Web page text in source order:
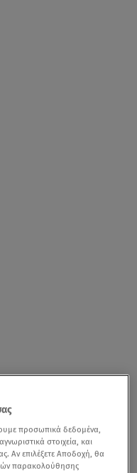
προσωπικά δεδομένα,
στοιχεία, και
Αν επιλέξετε Αποδοχή, θα
παρακολούθησης